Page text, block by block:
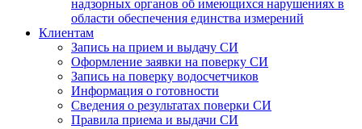
надзорных органов об имеющихся нарушениях в
области обеспечения единства измерений
Клиентам
Запись на прием и выдачу СИ
Оформление заявки на поверку СИ
Запись на поверку водосчетчиков
Информация о готовности
Сведения о результатах поверки СИ
Правила приема и выдачи СИ